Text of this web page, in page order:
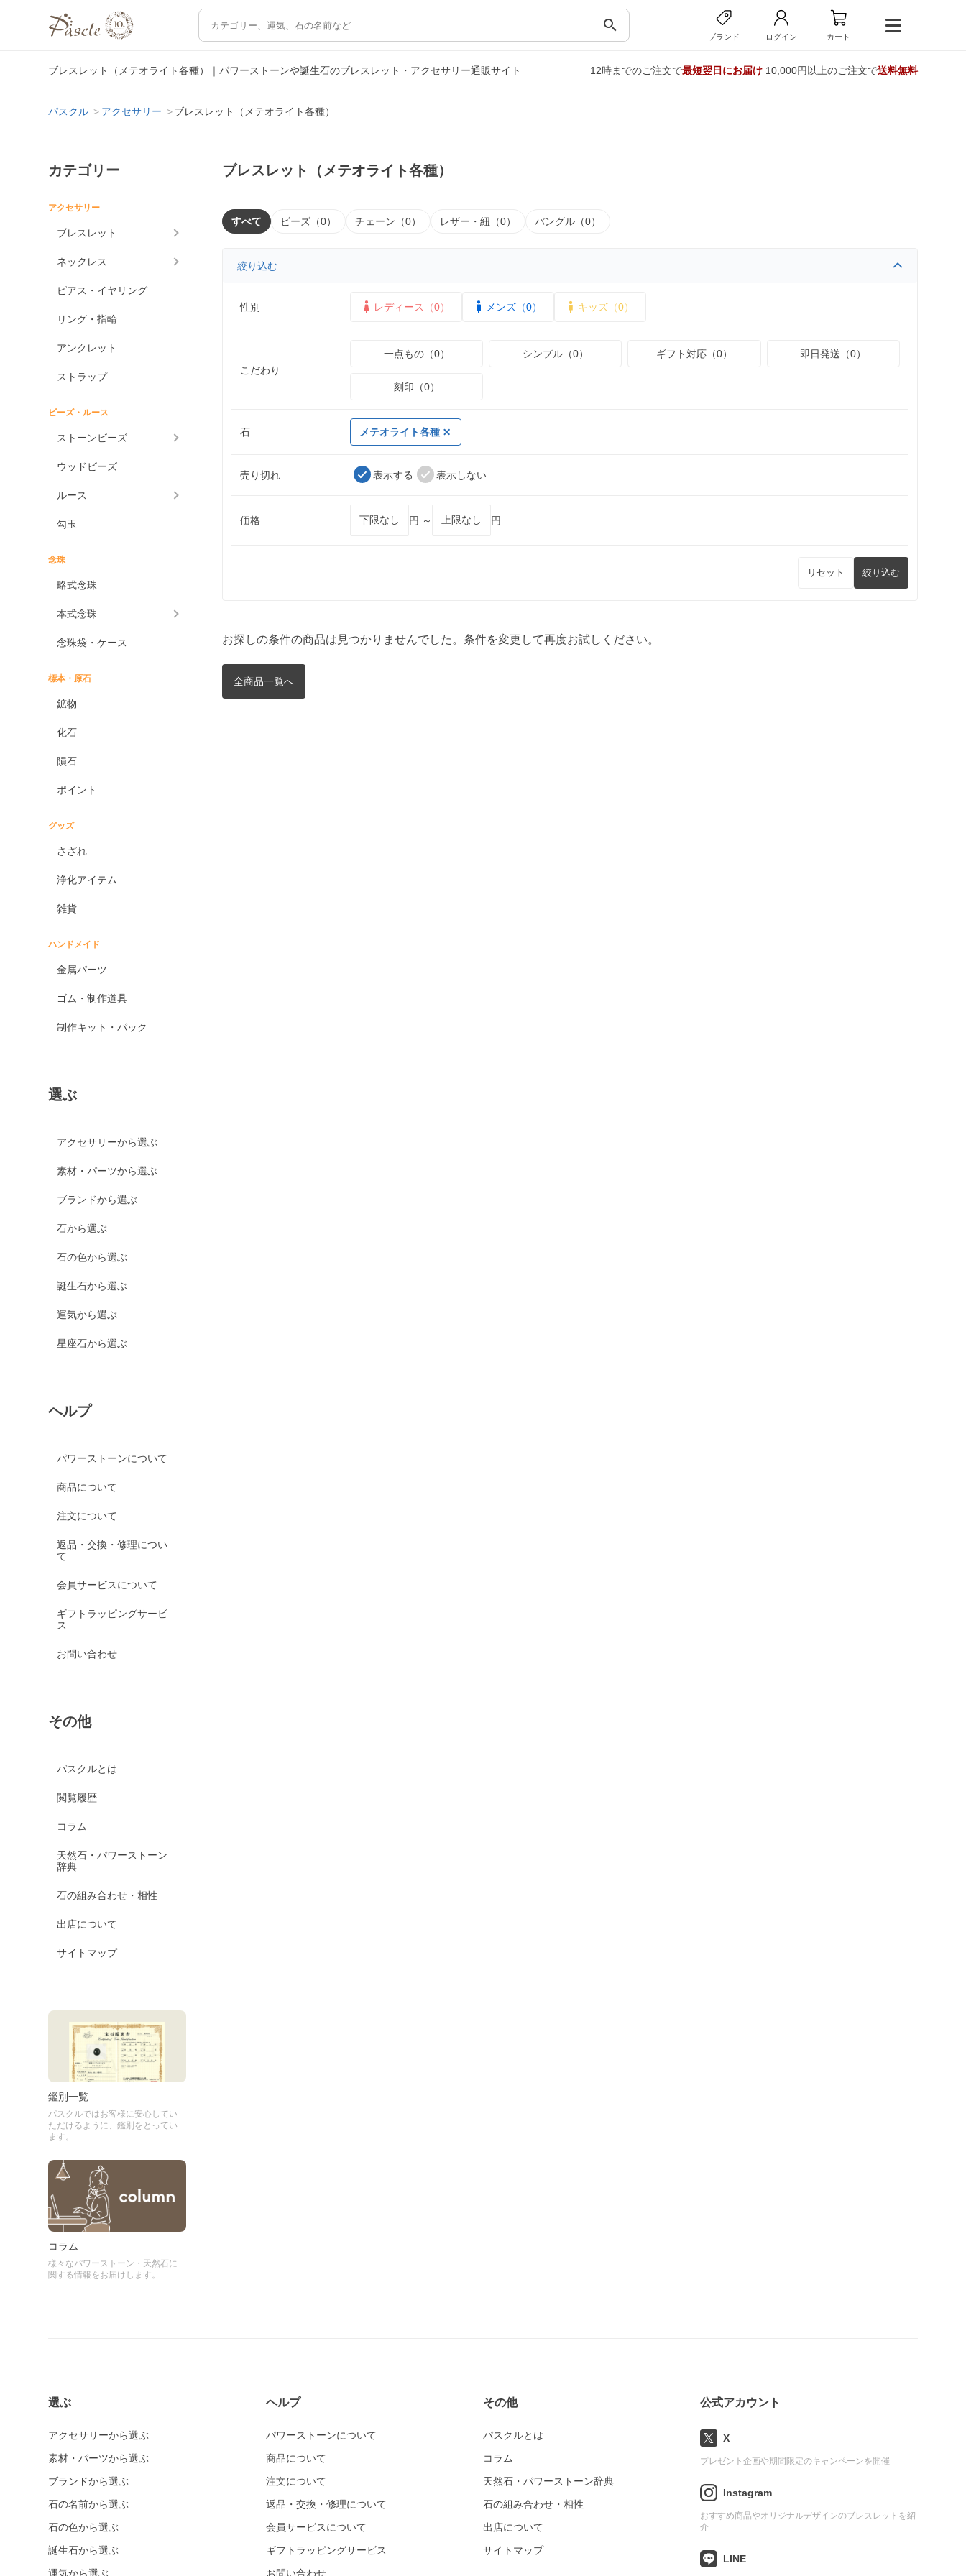
search
ブランド ログイン カート
ブレスレット（メテオライト各種）｜パワーストーンや誕生石のブレスレット・アクセサリー通販サイト 12時までのご注文で最短翌日にお届け10,000円以上のご注文で送料無料
パスクル アクセサリー ブレスレット（メテオライト各種）
カテゴリー
アクセサリー
ブレスレット
ネックレス
ピアス・イヤリング
リング・指輪
アンクレット
ストラップ
ビーズ・ルース
ストーンビーズ
ウッドビーズ
ルース
勾玉
念珠
略式念珠
本式念珠
念珠袋・ケース
標本・原石
鉱物
化石
隕石
ポイント
グッズ
さざれ
浄化アイテム
雑貨
ハンドメイド
金属パーツ
ゴム・制作道具
制作キット・パック
選ぶ
アクセサリーから選ぶ
素材・パーツから選ぶ
ブランドから選ぶ
石から選ぶ
石の色から選ぶ
誕生石から選ぶ
運気から選ぶ
星座石から選ぶ
ヘルプ
パワーストーンについて
商品について
注文について
返品・交換・修理につい
て
会員サービスについて
ギフトラッピングサービ
ス
お問い合わせ
その他
パスクルとは
閲覧履歴
コラム
天然石・パワーストーン
辞典
石の組み合わせ・相性
出店について
サイトマップ
鑑別一覧
パスクルではお客様に安心してい
ただけるように、鑑別をとってい
ます。
コラム
様々なパワーストーン・天然石に
関する情報をお届けします。
ブレスレット（メテオライト各種）
すべて ビーズ（0） チェーン（0） レザー・紐（0） バングル（0）
絞り込む
性別 レディース（0） メンズ（0） キッズ（0）
こだわり
一点もの（0） シンプル（0） ギフト対応（0） 即日発送（0）
刻印（0）
石 メテオライト各種
売り切れ 表示する 表示しない
価格 円 ～ 円
リセット 絞り込む
お探しの条件の商品は見つかりませんでした。条件を変更して再度お試しください。
全商品一覧へ
選ぶ
アクセサリーから選ぶ
素材・パーツから選ぶ
ブランドから選ぶ
石の名前から選ぶ
石の色から選ぶ
誕生石から選ぶ
運気から選ぶ
ヘルプ
パワーストーンについて
商品について
注文について
返品・交換・修理について
会員サービスについて
ギフトラッピングサービス
お問い合わせ
その他
パスクルとは
コラム
天然石・パワーストーン辞典
石の組み合わせ・相性
出店について
サイトマップ
公式アカウント
X
プレゼント企画や期間限定のキャンペーンを開催
Instagram
おすすめ商品やオリジナルデザインのブレスレットを紹
介
LINE